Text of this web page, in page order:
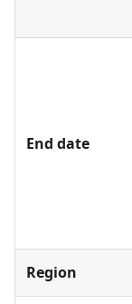
End date
Region